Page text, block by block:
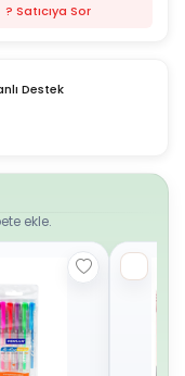
? Satıcıya Sor
Destek
ekle.